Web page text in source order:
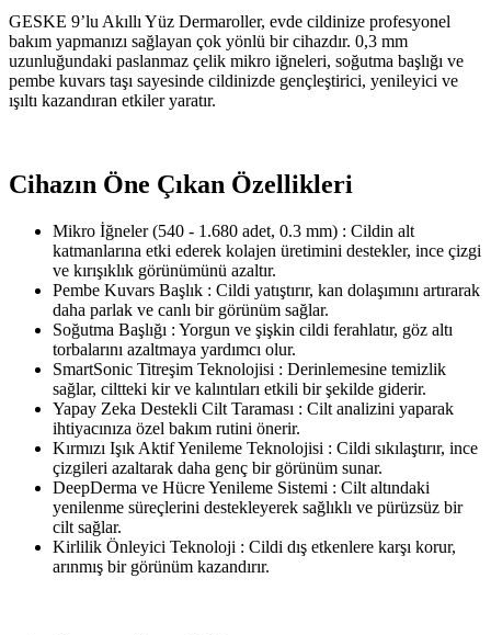
GESKE 9’lu Akıllı Yüz Dermaroller, evde cildinize profesyonel
bakım yapmanızı sağlayan çok yönlü bir cihazdır. 0,3 mm
uzunluğundaki paslanmaz çelik mikro iğneleri, soğutma başlığı ve
pembe kuvars taşı sayesinde cildinizde gençleştirici, yenileyici ve
ışıltı kazandıran etkiler yaratır.
Cihazın Öne Çıkan Özellikleri
Mikro İğneler (540 - 1.680 adet, 0.3 mm) : Cildin alt
katmanlarına etki ederek kolajen üretimini destekler, ince çizgi
ve kırışıklık görünümünü azaltır.
Pembe Kuvars Başlık : Cildi yatıştırır, kan dolaşımını artırarak
daha parlak ve canlı bir görünüm sağlar.
Soğutma Başlığı : Yorgun ve şişkin cildi ferahlatır, göz altı
torbalarını azaltmaya yardımcı olur.
SmartSonic Titreşim Teknolojisi : Derinlemesine temizlik
sağlar, ciltteki kir ve kalıntıları etkili bir şekilde giderir.
Yapay Zeka Destekli Cilt Taraması : Cilt analizini yaparak
ihtiyacınıza özel bakım rutini önerir.
Kırmızı Işık Aktif Yenileme Teknolojisi : Cildi sıkılaştırır, ince
çizgileri azaltarak daha genç bir görünüm sunar.
DeepDerma ve Hücre Yenileme Sistemi : Cilt altındaki
yenilenme süreçlerini destekleyerek sağlıklı ve pürüzsüz bir
cilt sağlar.
Kirlilik Önleyici Teknoloji : Cildi dış etkenlere karşı korur,
arınmış bir görünüm kazandırır.